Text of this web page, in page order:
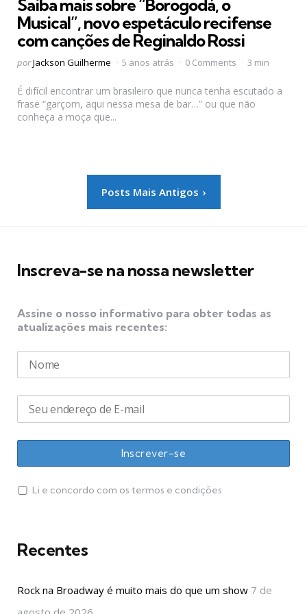
Saiba mais sobre “Borogodá, o
Musical”, novo espetáculo recifense
com canções de Reginaldo Rossi
Postado
porJackson Guilherme 5 anos atrás 0 Comments 3 min
É difícil encontrar um brasileiro que nunca tenha escutado a
frase “garçom, aqui nessa mesa de bar…” ou que não
conheça a moça que...
Posts Mais Antigos
Inscreva-se na nossa newsletter
Assine o nosso informativo para obter todas as
atualizações mais recentes:
Li e concordo com os termos e condições
Recentes
Rock na Broadway é muito mais do que um show 7 de